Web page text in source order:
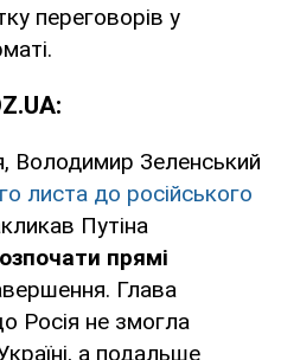
переговорів у
Володимир Зеленський
листа до російського
Путіна
прямі
Глава
Росія не змогла
а подальше